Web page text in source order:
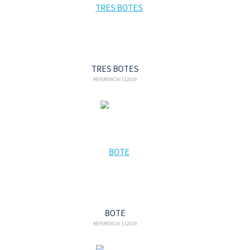
TRES BOTES
REFERENCIA: 112029
BOTE
REFERENCIA: 112030